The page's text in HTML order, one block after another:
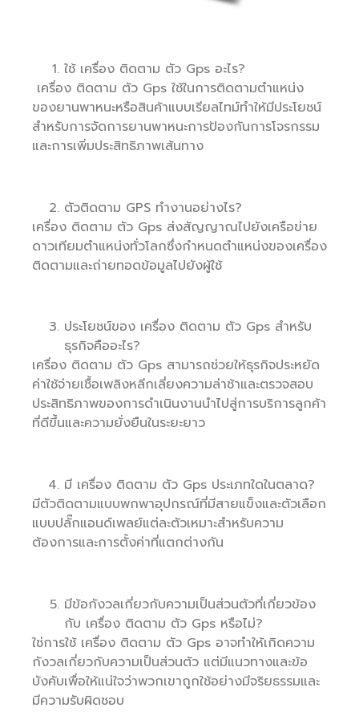
ใช้ เครื่อง ติดตาม ตัว Gps อะไร?
เครื่อง ติดตาม ตัว Gps ใช้ในการติดตามตำแหน่ง
ของยานพาหนะหรือสินค้าแบบเรียลไทม์ทำให้มีประโยชน์
สำหรับการจัดการยานพาหนะการป้องกันการโจรกรรม
และการเพิ่มประสิทธิภาพเส้นทาง
ตัวติดตาม GPS ทำงานอย่างไร?
เครื่อง ติดตาม ตัว Gps ส่งสัญญาณไปยังเครือข่าย
ดาวเทียมตำแหน่งทั่วโลกซึ่งกำหนดตำแหน่งของเครื่อง
ติดตามและถ่ายทอดข้อมูลไปยังผู้ใช้
ประโยชน์ของ เครื่อง ติดตาม ตัว Gps สำหรับ
ธุรกิจคืออะไร?
เครื่อง ติดตาม ตัว Gps สามารถช่วยให้ธุรกิจประหยัด
ค่าใช้จ่ายเชื้อเพลิงหลีกเลี่ยงความล่าช้าและตรวจสอบ
ประสิทธิภาพของการดำเนินงานนำไปสู่การบริการลูกค้า
ที่ดีขึ้นและความยั่งยืนในระยะยาว
มี เครื่อง ติดตาม ตัว Gps ประเภทใดในตลาด?
มีตัวติดตามแบบพกพาอุปกรณ์ที่มีสายแข็งและตัวเลือก
แบบปลั๊กแอนด์เพลย์แต่ละตัวเหมาะสำหรับความ
ต้องการและการตั้งค่าที่แตกต่างกัน
มีข้อกังวลเกี่ยวกับความเป็นส่วนตัวที่เกี่ยวข้อง
กับ เครื่อง ติดตาม ตัว Gps หรือไม่?
ใช่การใช้ เครื่อง ติดตาม ตัว Gps อาจทำให้เกิดความ
กังวลเกี่ยวกับความเป็นส่วนตัว แต่มีแนวทางและข้อ
บังคับเพื่อให้แน่ใจว่าพวกเขาถูกใช้อย่างมีจริยธรรมและ
มีความรับผิดชอบ